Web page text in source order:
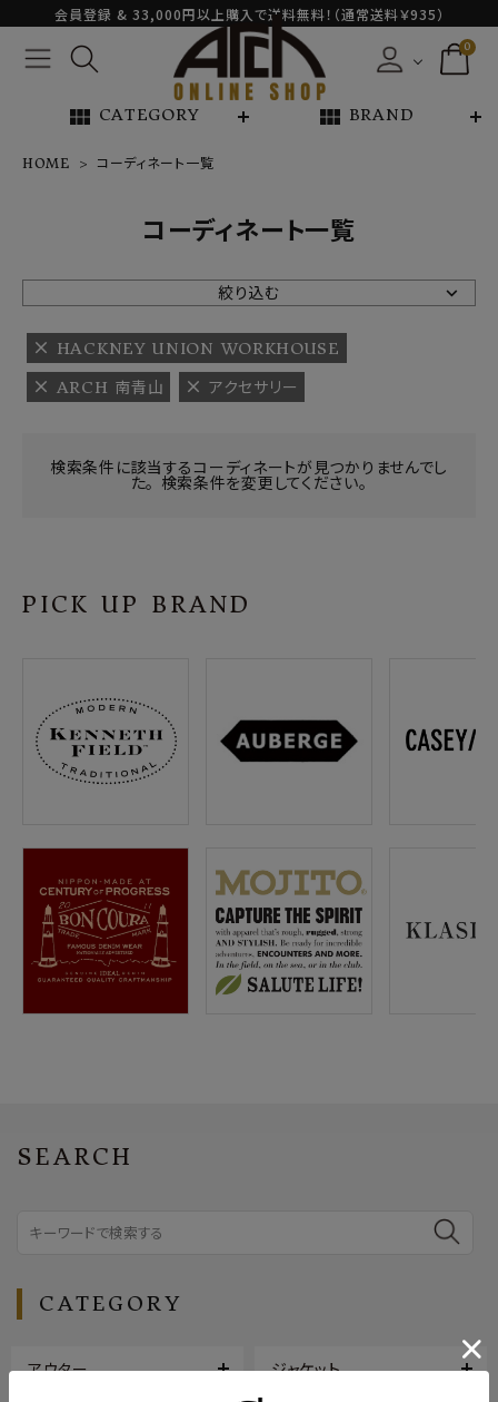
会員登録 & 33,000円以上購入で送料無料！（通常送料￥935）
0
view_module CATEGORY view_module BRAND
NEW ARRIVAL
ARCH EXCLUSIVE
BRAND
CATEGORY
特定商取引法について
お問い合わせ
OFFICIAL WEB SITE
meeting_room ログイン 会員登録
HOME コーディネート一覧
コーディネート一覧
絞り込む
HACKNEY UNION WORKHOUSE
ARCH 南青山
アクセサリー
検索条件に該当するコーディネートが見つかりませんでし
た。 検索条件を変更してください。
PICK UP BRAND
SEARCH
CATEGORY
アウター ジャケット